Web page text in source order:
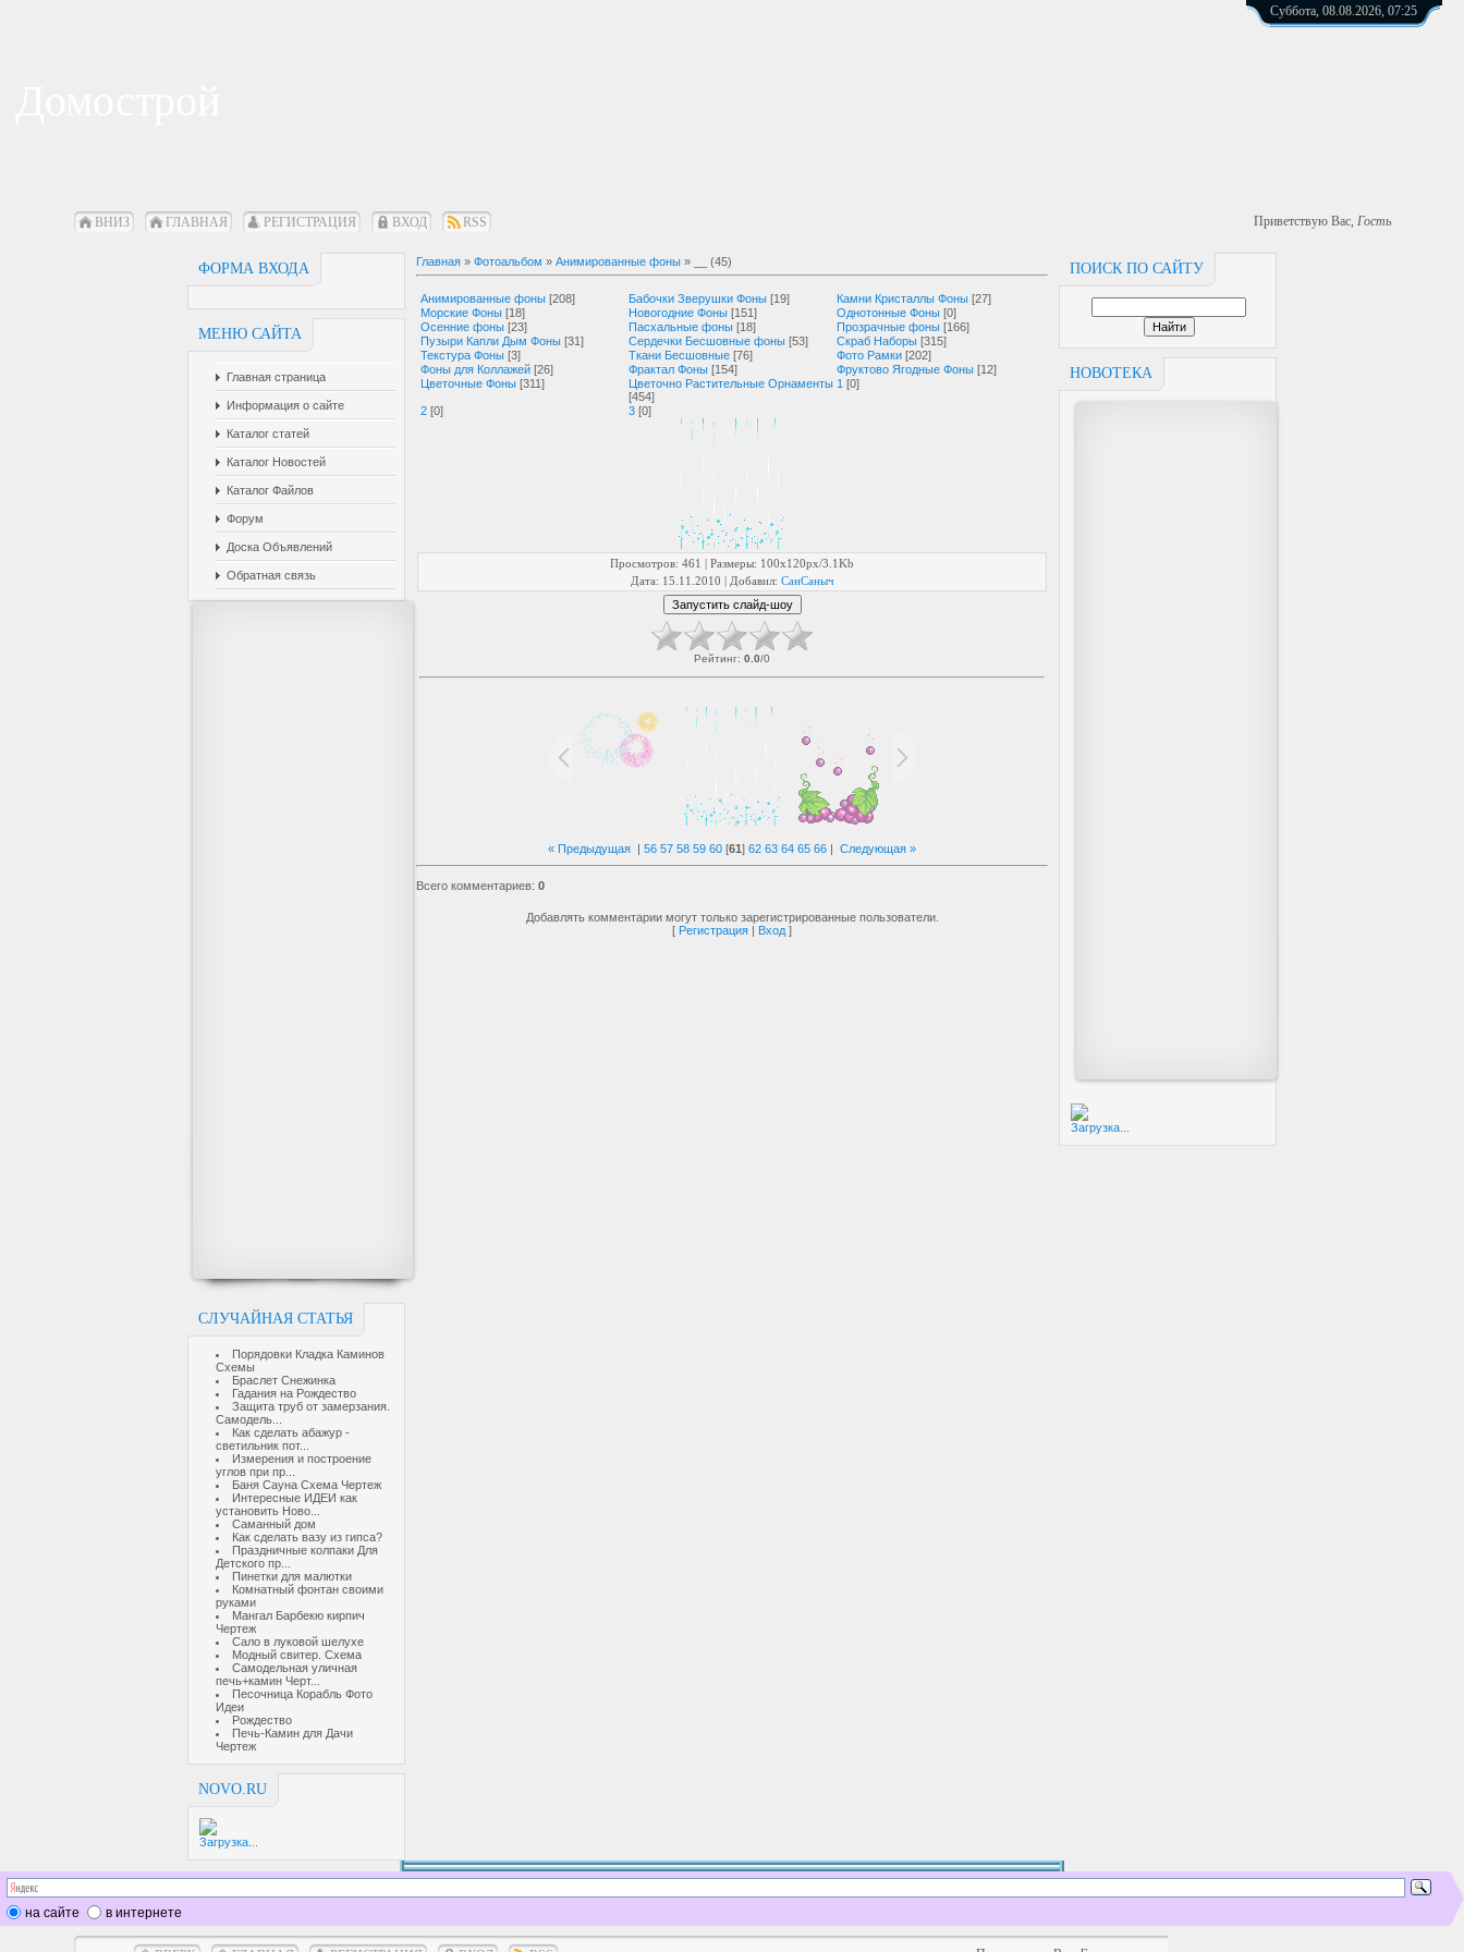
Суббота, 08.08.2026, 07:25
ВНИЗ ГЛАВНАЯ РЕГИСТРАЦИЯ ВХОД RSS Приветствую Вас, Гость
ФОРМА ВХОДА
МЕНЮ САЙТА
Главная страница
Информация о сайте
Каталог статей
Каталог Новостей
Каталог Файлов
Форум
Доска Объявлений
Обратная связь
СЛУЧАЙНАЯ СТАТЬЯ
Порядовки Кладка Каминов
Схемы
Браслет Снежинка
Гадания на Рождество
Защита труб от замерзания.
Самодель...
Как сделать абажур -
светильник пот...
Измерения и построение
углов при пр...
Баня Сауна Схема Чертеж
Интересные ИДЕИ как
установить Ново...
Саманный дом
Как сделать вазу из гипса?
Праздничные колпаки Для
Детского пр...
Пинетки для малютки
Комнатный фонтан своими
руками
Мангал Барбекю кирпич
Чертеж
Сало в луковой шелухе
Модный свитер. Схема
Самодельная уличная
печь+камин Черт...
Песочница Корабль Фото
Идеи
Рождество
Печь-Камин для Дачи
Чертеж
NOVO.RU
Загрузка...
ПОИСК ПО САЙТУ
НОВОТЕКА
Загрузка...
Главная » Фотоальбом » Анимированные фоны » __ (45)
Анимированные фоны [208] Бабочки Зверушки Фоны [19] Камни Кристаллы Фоны [27]
Морские Фоны [18] Новогодние Фоны [151] Однотонные Фоны [0]
Осенние фоны [23] Пасхальные фоны [18] Прозрачные фоны [166]
Пузыри Капли Дым Фоны [31] Сердечки Бесшовные фоны [53] Скраб Наборы [315]
Текстура Фоны [3] Ткани Бесшовные [76] Фото Рамки [202]
Фоны для Коллажей [26] Фрактал Фоны [154] Фруктово Ягодные Фоны [12]
Цветочные Фоны [311]
Цветочно Растительные Орнаменты
[454]
1 [0]
2 [0] 3 [0]
Просмотров: 461 | Размеры: 100x120px/3.1Kb
Дата: 15.11.2010 | Добавил: СанСаныч
Рейтинг: 0.0/0
« Предыдущая | 56 57 58 59 60 [61] 62 63 64 65 66 | Следующая »
Всего комментариев: 0
Добавлять комментарии могут только зарегистрированные пользователи.
[ Регистрация | Вход ]
на сайте в интернете